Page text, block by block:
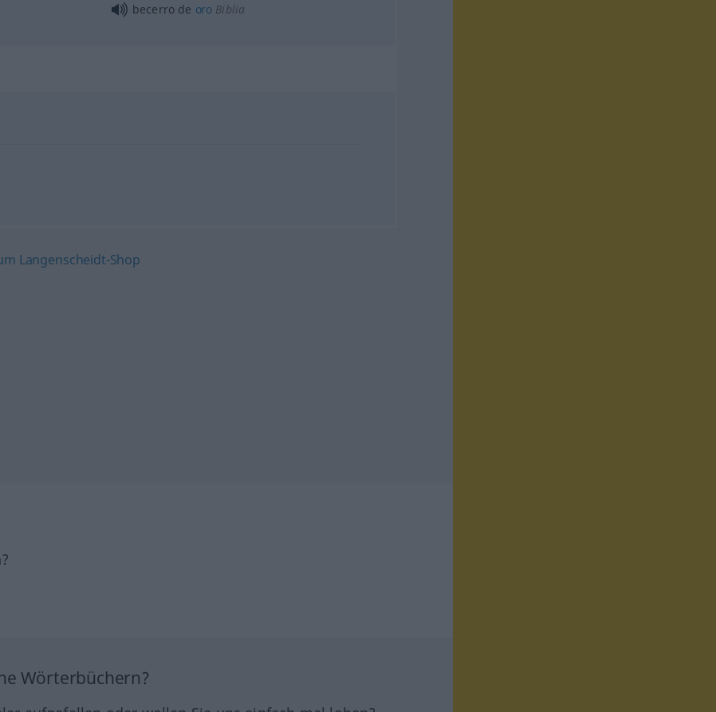
becerro de oro Biblia
Wörterbüchern?